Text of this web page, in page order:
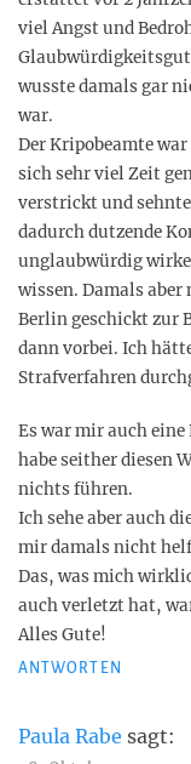
viel Angst und
wusste damals gar
war.
Der Kripobeamte
sich sehr viel Zeit
verstrickt und
dadurch dutzende
unglaubwürdig
wissen. Damals
Berlin geschickt zur
dann vorbei. Ich
Strafverfahren
Es war mir auch
habe seither diesen
nichts führen.
Ich sehe aber auch
mir damals nicht
Das, was mich
auch verletzt hat,
Alles Gute!
ANTWORTEN
Paula Rabe sagt: